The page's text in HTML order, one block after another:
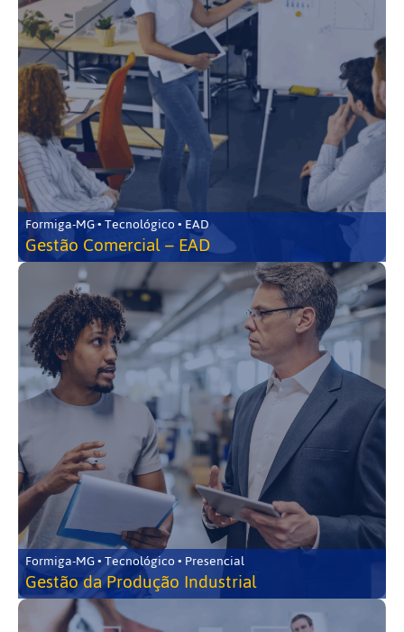
Formiga-MG • Tecnológico • EAD
Gestão Comercial – EAD
Formiga-MG • Tecnológico • Presencial
Gestão da Produção Industrial